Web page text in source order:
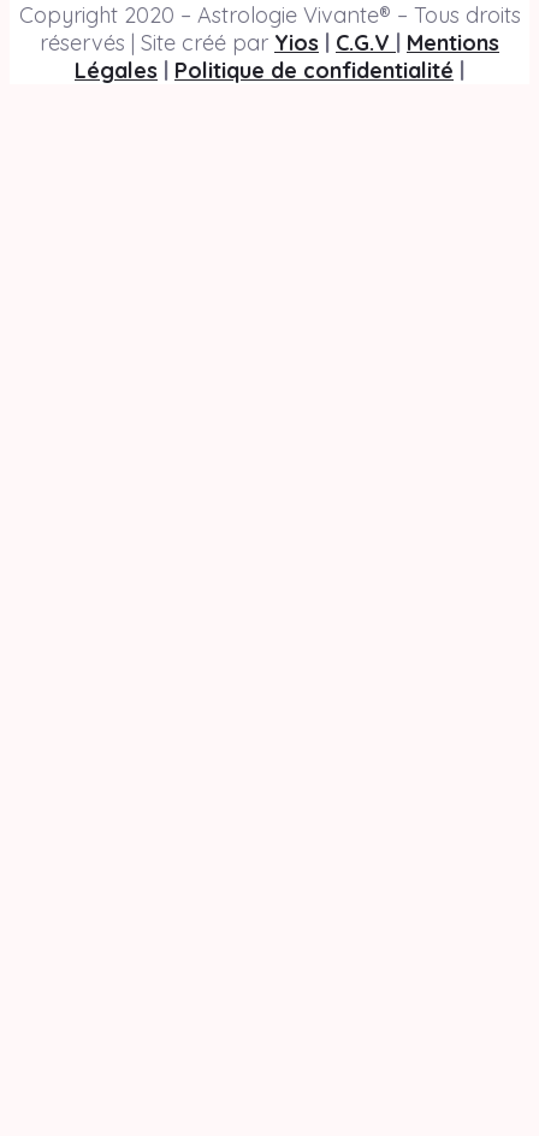
Copyright 2020 – Astrologie Vivante® – Tous droits
réservés | Site créé par Yios | C.G.V | Mentions
Légales | Politique de confidentialité |